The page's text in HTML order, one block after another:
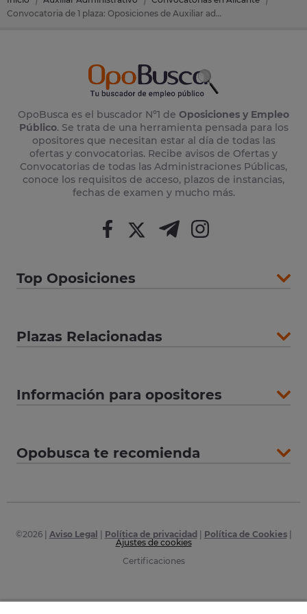
Convocatoria de 1 plaza: Oposiciones de Auxiliar administrativo en Adsubia (Ajuntament Adsubia) (Alicante)
OpoBusca es el buscador Nº1 de Oposiciones y Empleo
Público. Se trata de una herramienta pensada para los
opositores que necesitan estar al día de todas las
ofertas y convocatorias. Recibe avisos de Ofertas y
Convocatorias de todas las Administraciones Públicas,
conoce los requisitos de acceso, plazos de instancias,
fechas de examen y mucho más.
Top Oposiciones
Plazas Relacionadas
Información para opositores
Opobusca te recomienda
©2026| Aviso Legal Política de privacidad Política de Cookies|
Ajustes de cookies
Certificaciones